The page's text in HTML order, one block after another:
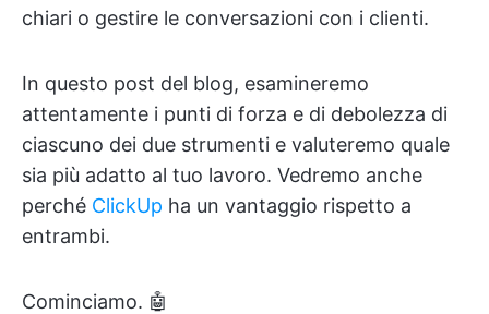
chiari o gestire le conversazioni con i clienti.
In questo post del blog, esamineremo
attentamente i punti di forza e di debolezza di
ciascuno dei due strumenti e valuteremo quale
sia più adatto al tuo lavoro. Vedremo anche
perché ClickUp ha un vantaggio rispetto a
entrambi.
Cominciamo. 🤖